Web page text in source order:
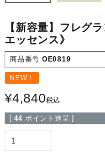
【新容量】フレグ
エッセンス》
商品番号 OE0819
NEW！
¥4,840税込
[ 44 ポイント進呈 ]